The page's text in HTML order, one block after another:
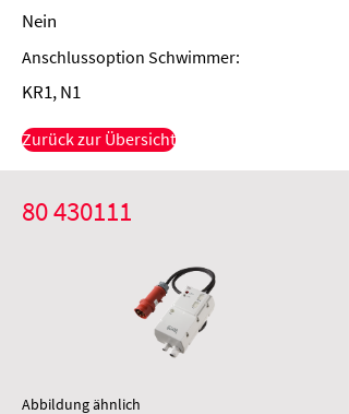
Nein
Anschlussoption Schwimmer:
KR1, N1
Zurück zur Übersicht
80 430111
Abbildung ähnlich